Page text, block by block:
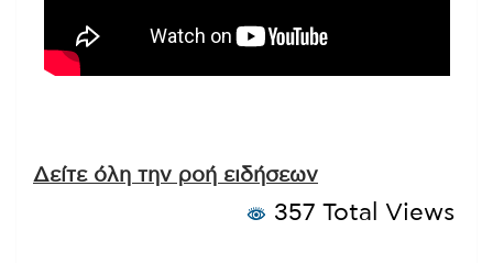
Δείτε όλη την ροή ειδήσεων
357 Total Views